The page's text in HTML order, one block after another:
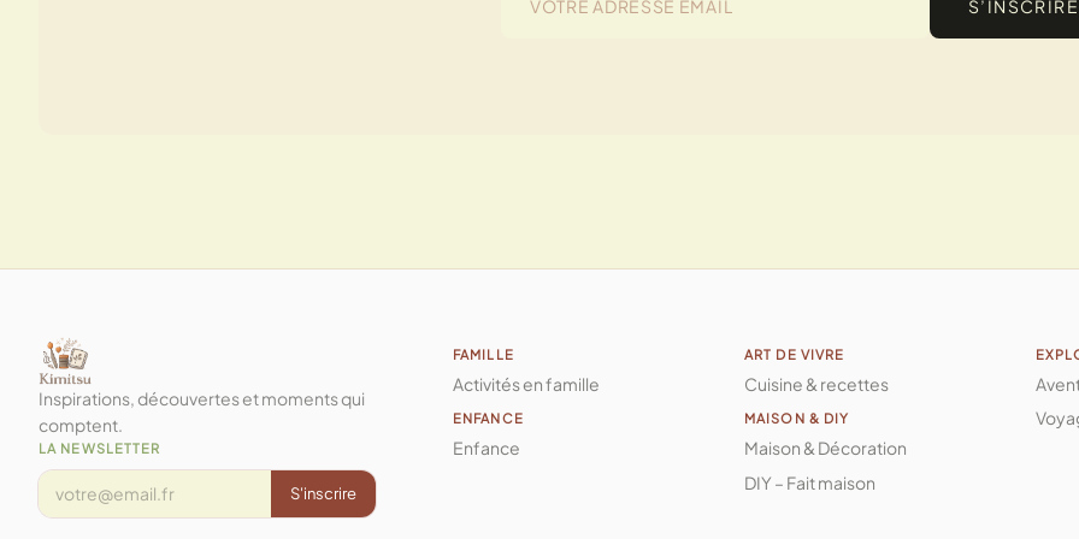
S’INSCRIRE
Inspirations, découvertes et moments qui
comptent.
LA NEWSLETTER
S'inscrire
FAMILLE
Activités en famille
ENFANCE
Enfance
ART DE VIVRE
Cuisine & recettes
MAISON & DIY
Maison & Décoration
DIY – Fait maison